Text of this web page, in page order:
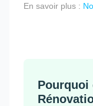
En savoir plus :
Pourquoi